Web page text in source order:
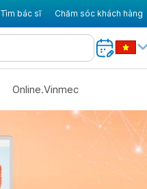
Tìm bác sĩ Chăm sóc khách hàng
Online.Vinmec